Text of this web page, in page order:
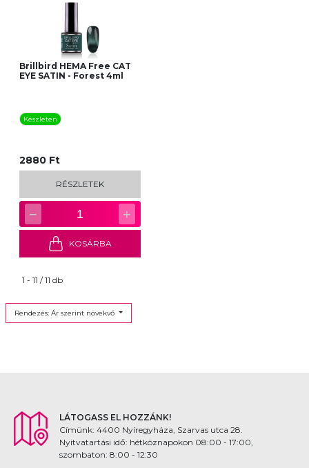
Brillbird HEMA Free CAT
EYE SATIN - Forest 4ml
Készleten
2880 Ft
RÉSZLETEK
− 1 +
KOSÁRBA
1 - 11 / 11 db
Rendezés: Ár szerint növekvő
LÁTOGASS EL HOZZÁNK!
Címünk: 4400 Nyíregyháza, Szarvas utca 28.
Nyitvatartási idő: hétköznapokon 08:00 - 17:00,
szombaton: 8:00 - 12:30